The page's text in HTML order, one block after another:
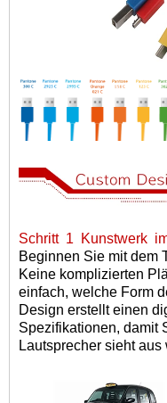
Schritt1 Kunstwerk
Beginnen Sie mit dem
Keine komplizierten
einfach, welche Form
Design erstellt einen
Spezifikationen, damit
Lautsprecher sieht